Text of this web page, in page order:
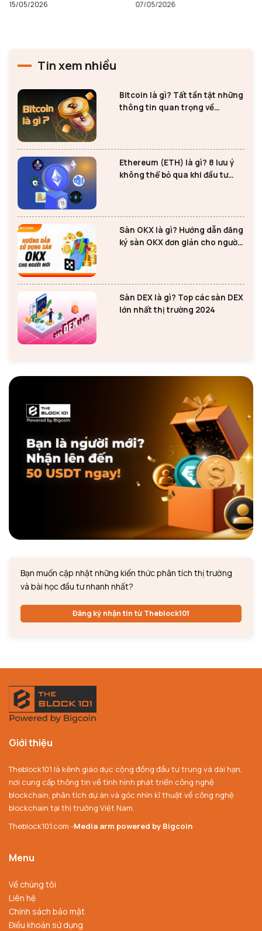
07/05/2026 07/05/2026
Tin xem nhiều
Bitcoin là gì? Tất tần tật những
thông tin quan trọng về
Ethereum (ETH) là gì? 8 lưu ý
không thể bỏ qua khi đầu tư
Sàn OKX là gì? Hướng dẫn đăng
ký sàn OKX đơn giản cho người
Sàn DEX là gì? Top các sàn DEX
lớn nhất thị trường 2024
Bạn muốn cập nhật những kiến thức phân tích thị trường
và bài học đầu tư nhanh nhất?
Đăng ký nhận tin từ Theblock101
Giới thiệu
Theblock101 là kênh giáo dục cộng đồng đầu tư trung và dài hạn,
nơi cung cấp thông tin về tình hình phát triển công nghệ
blockchain, phân tích dự án và góc nhìn kĩ thuật về công nghệ
blockchain tại thị trường Việt Nam.
Theblock101.com -Media arm powered by Bigcoin
Menu
Về chúng tôi
Liên hệ
Chính sách bảo mật
Điều khoản sử dụng